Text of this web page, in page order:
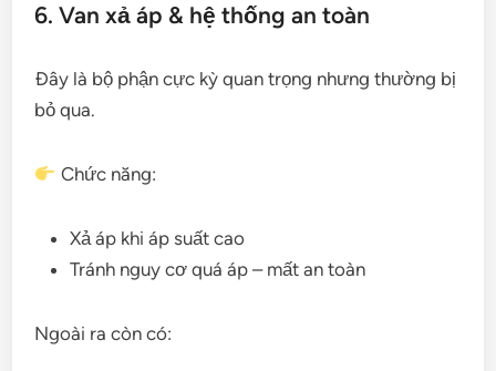
6. Van xả áp & hệ thống an toàn
Đây là bộ phận cực kỳ quan trọng nhưng thường bị
bỏ qua.
Chức năng:
Xả áp khi áp suất cao
Tránh nguy cơ quá áp – mất an toàn
Ngoài ra còn có: